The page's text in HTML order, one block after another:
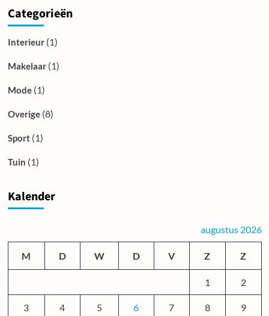
Categorieën
Interieur(1)
Makelaar(1)
Mode(1)
Overige(8)
Sport(1)
Tuin (1)
Kalender
augustus 2026
M D W D V Z Z
1 2
3 4 5 6 7 8 9